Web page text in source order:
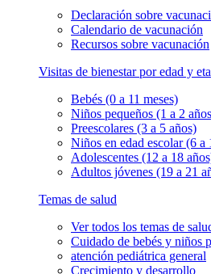
Declaración sobre
Calendario de vacunación
Recursos sobre vacunación
Visitas de bienestar por edad y
Bebés (0 a 11 meses)
Niños pequeños (1 a 2
Preescolares (3 a 5 años)
Niños en edad escolar (6 a
Adolescentes (12 a 18
Adultos jóvenes (19 a 21
Temas de salud
Ver todos los temas de
Cuidado de bebés y niños
atención pediátrica general
Crecimiento y desarrollo